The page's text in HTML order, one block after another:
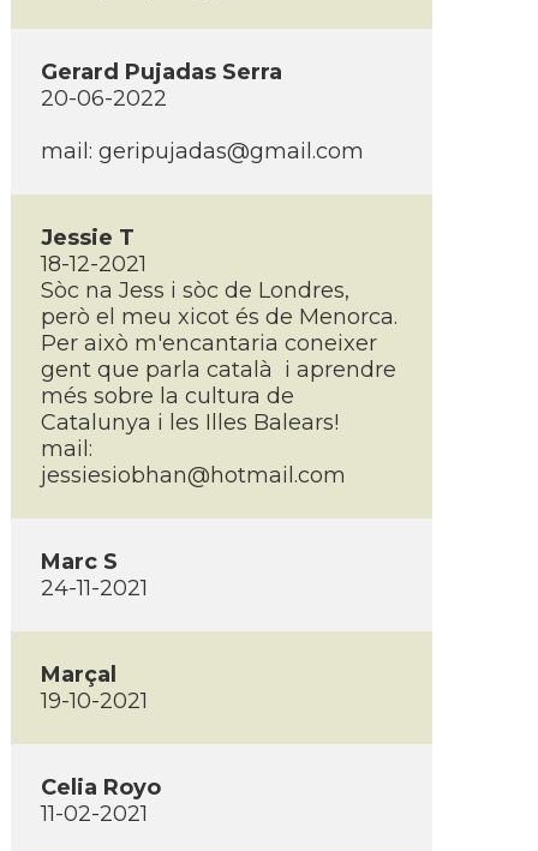
Gerard Pujadas Serra
20-06-2022
mail: geripujadas@gmail.com
Jessie T
18-12-2021
Sòc na Jess i sòc de Londres,
però el meu xicot és de Menorca.
Per això m'encantaria coneixer
gent que parla català i aprendre
més sobre la cultura de
Catalunya i les Illes Balears!
mail:
jessiesiobhan@hotmail.com
Marc S
24-11-2021
Marçal
19-10-2021
Celia Royo
11-02-2021